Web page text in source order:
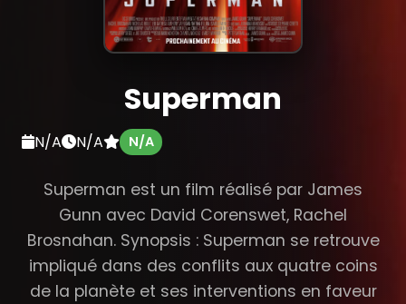
Superman
N/A N/A N/A
Superman est un film réalisé par James
Gunn avec David Corenswet, Rachel
Brosnahan. Synopsis : Superman se retrouve
impliqué dans des conflits aux quatre coins
de la planète et ses interventions en faveur